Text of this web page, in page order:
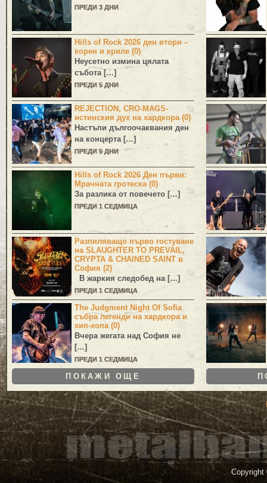
ПРЕДИ 3 ДНИ
Hills of Rock 2026 ден втори –
корен и криле (0)
Неусетно измина цялата
събота […]
ПРЕДИ 5 ДНИ
REJECTION, CRO-MAGS-
истинския дух на хардкора (0)
Настъпи дългоочаквания ден
на концерта […]
ПРЕДИ 5 ДНИ
Hills of Rock 2026 Ден първи:
Мрачната гротеска (0)
За разлика от повечето […]
ПРЕДИ 1 СЕДМИЦА
Разпиляващо първо гостуване
на SLAUGHTER TO PREVAIL,
CRYPTA & CHAINED SAINT в
София (2)
В жаркия следобед на […]
ПРЕДИ 1 СЕДМИЦА
The Judgment Night Of Sofia
събра легенди на хардкора и
хип-хопа (0)
Вчера жегата над София не
[…]
ПРЕДИ 1 СЕДМИЦА
ПОКАЖИ ОЩЕ